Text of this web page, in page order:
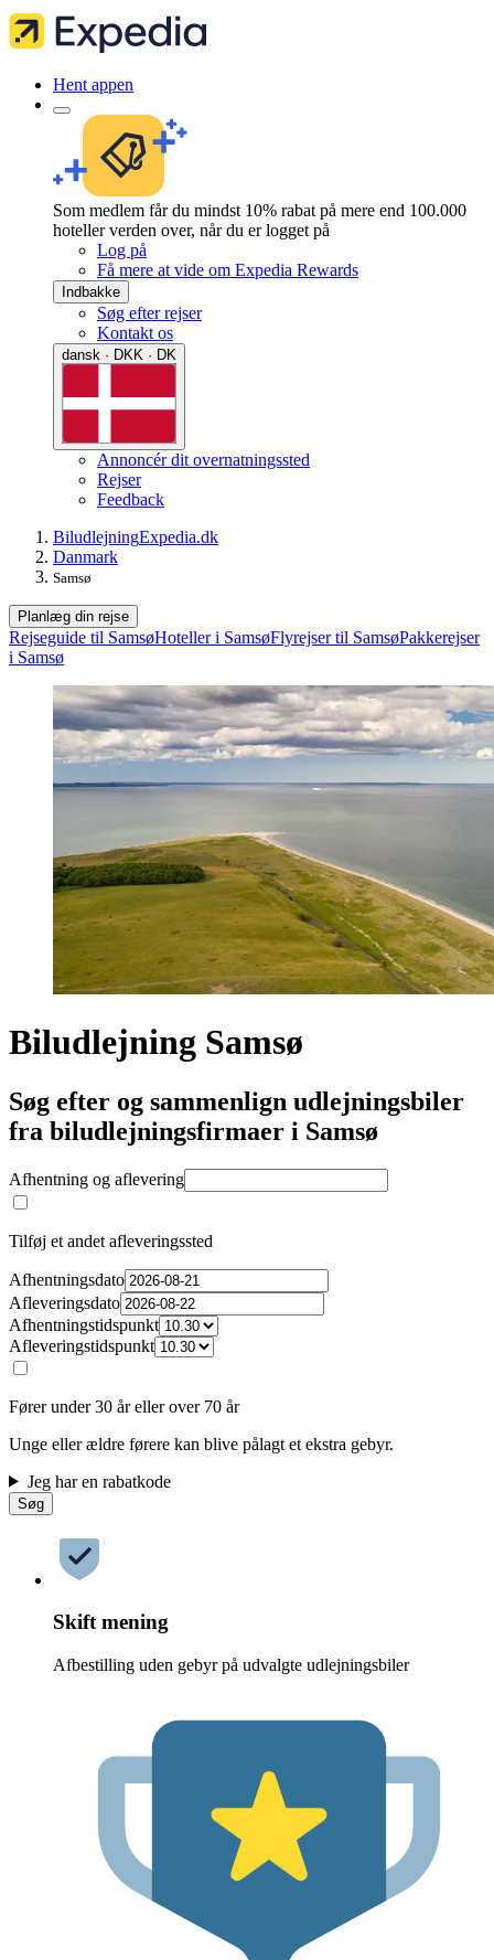
Hent appen
Som medlem får du mindst 10% rabat på mere end 100.000
hoteller verden over, når du er logget på
Log på
Få mere at vide om Expedia Rewards
Indbakke
Søg efter rejser
Kontakt os
dansk · DKK · DK
Annoncér dit overnatningssted
Rejser
Feedback
BiludlejningExpedia.dk
Danmark
Samsø
Planlæg din rejse
Rejseguide til SamsøHoteller i SamsøFlyrejser til SamsøPakkerejser
i Samsø
Biludlejning Samsø
Søg efter og sammenlign udlejningsbiler
fra biludlejningsfirmaer i Samsø
Afhentning og aflevering
Tilføj et andet afleveringssted
Afhentningsdato
Afleveringsdato
Afhentningstidspunkt
Afleveringstidspunkt
Fører under 30 år eller over 70 år
Unge eller ældre førere kan blive pålagt et ekstra gebyr.
Jeg har en rabatkode
Søg
Skift mening
Afbestilling uden gebyr på udvalgte udlejningsbiler